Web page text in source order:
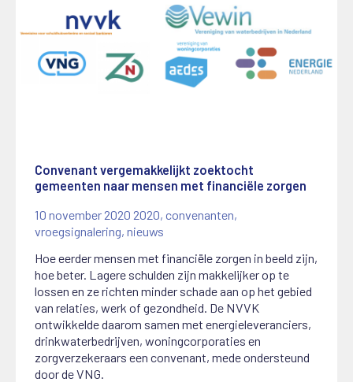
Convenant vergemakkelijkt zoektocht
gemeenten naar mensen met financiële zorgen
10 november 2020 2020,convenanten,
vroegsignalering,nieuws
Hoe eerder mensen met financiële zorgen in beeld zijn,
hoe beter. Lagere schulden zijn makkelijker op te
lossen en ze richten minder schade aan op het gebied
van relaties, werk of gezondheid. De NVVK
ontwikkelde daarom samen met energieleveranciers,
drinkwaterbedrijven, woningcorporaties en
zorgverzekeraars een convenant, mede ondersteund
door de VNG.